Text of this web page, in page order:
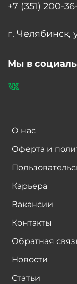
О нас
Оферта и
Карьера
Вакансии
Контакты
Обратная
Новости
Статьи
+7 (351) 200-
г. Челябинск,
Мы в